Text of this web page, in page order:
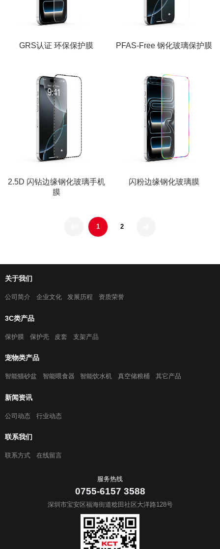
GRS认证 环保保护膜 PFAS-Free 钢化玻璃保护膜
2.5D 闪钻边缘钢化玻璃手机
膜
闪粉边缘钢化玻璃膜
1 2
关于我们
公司简介 企业文化 发展历程 资质荣誉
3C类产品
保护膜 保护壳 皮套 支架产品
宠物类产品
智能猫砂盆 智能喂食器 智能饮水机 真空储粮桶 其它产品
新闻资讯
公司动态 行业动态
联系我们
联系方式 在线留言
服务热线
0755-6157 3588
深圳市宝安区福海街道稔田社区大洋路128号